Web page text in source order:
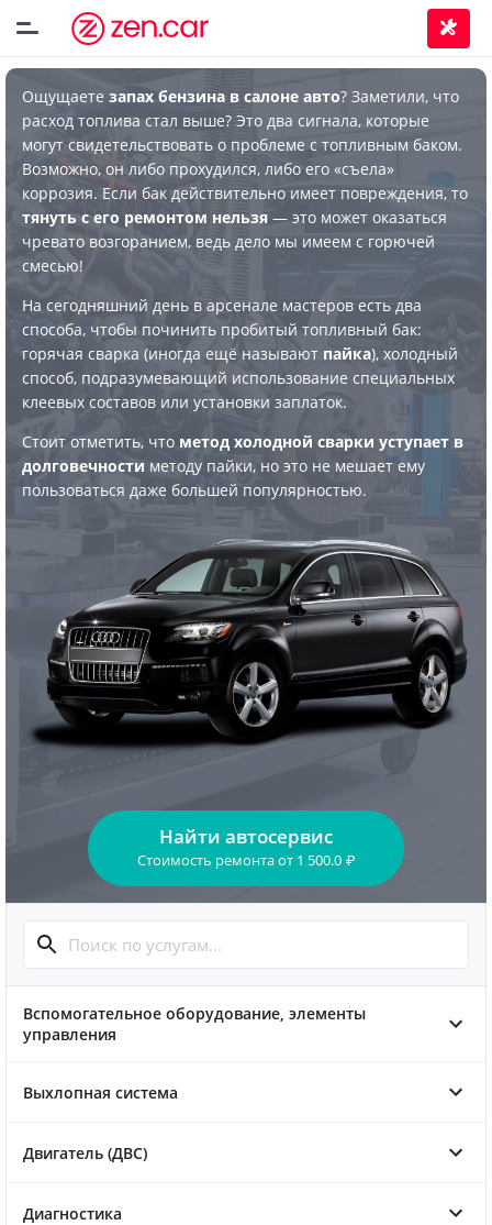
Ощущаете запах бензина в салоне авто? Заметили, что
расход топлива стал выше? Это два сигнала, которые
могут свидетельствовать о проблеме с топливным баком.
Возможно, он либо прохудился, либо его «съела»
коррозия. Если бак действительно имеет повреждения, то
тянуть с его ремонтом нельзя — это может оказаться
чревато возгоранием, ведь дело мы имеем с горючей
смесью!
На сегодняшний день в арсенале мастеров есть два
способа, чтобы починить пробитый топливный бак:
горячая сварка (иногда ещё называют пайка), холодный
способ, подразумевающий использование специальных
клеевых составов или установки заплаток.
Стоит отметить, что метод холодной сварки уступает в
долговечности методу пайки, но это не мешает ему
пользоваться даже большей популярностью.
Найти автосервис
Стоимость ремонтаот 1 500.0 ₽
Вспомогательное оборудование, элементы
управления
Выхлопная система
Двигатель (ДВС)
Диагностика